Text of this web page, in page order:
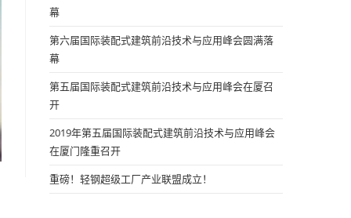
幕
第六届国际装配式建筑前沿技术与应用峰会圆满落
幕
第五届国际装配式建筑前沿技术与应用峰会在厦召
开
2019年第五届国际装配式建筑前沿技术与应用峰会
在厦门隆重召开
重磅！轻钢超级工厂产业联盟成立！